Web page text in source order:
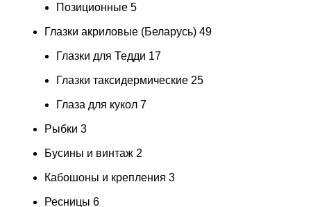
Позиционные 5
Глазки акриловые (Беларусь) 49
Глазки для Тедди 17
Глазки таксидермические 25
Глаза для кукол 7
Рыбки 3
Бусины и винтаж 2
Кабошоны и крепления 3
Ресницы 6